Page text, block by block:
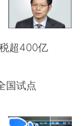
超400亿
国试点